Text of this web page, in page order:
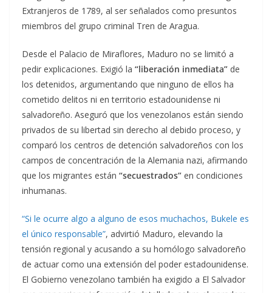
Extranjeros de 1789, al ser señalados como presuntos
miembros del grupo criminal Tren de Aragua.
Desde el Palacio de Miraflores, Maduro no se limitó a
pedir explicaciones. Exigió la “liberación inmediata” de
los detenidos, argumentando que ninguno de ellos ha
cometido delitos ni en territorio estadounidense ni
salvadoreño. Aseguró que los venezolanos están siendo
privados de su libertad sin derecho al debido proceso, y
comparó los centros de detención salvadoreños con los
campos de concentración de la Alemania nazi, afirmando
que los migrantes están “secuestrados” en condiciones
inhumanas.
“Si le ocurre algo a alguno de esos muchachos, Bukele es
el único responsable”, advirtió Maduro, elevando la
tensión regional y acusando a su homólogo salvadoreño
de actuar como una extensión del poder estadounidense.
El Gobierno venezolano también ha exigido a El Salvador